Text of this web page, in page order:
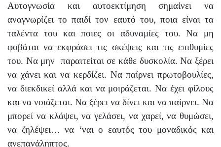
Αυτογνωσία και αυτοεκτίμηση σημαίνει να
αναγνωρίζει το παιδί τον εαυτό του, ποια είναι τα
ταλέντα του και ποιες οι αδυναμίες του. Να μη
φοβάται να εκφράσει τις σκέψεις και τις επιθυμίες
του. Να μην
παραιτείται σε κάθε δυσκολία. Να ξέρει
να χάνει και να κερδίζει. Να παίρνει πρωτοβουλίες,
να διεκδικεί αλλά και να μοιράζεται. Να έχει φίλους
και να νοιάζεται. Να ξέρει να δίνει και να παίρνει. Να
μπορεί να κλάψει, να γελάσει, να χαρεί, να θυμώσει,
να ζηλέψει… να ‘ναι ο εαυτός του μοναδικός και
ανεπανάληπτος.